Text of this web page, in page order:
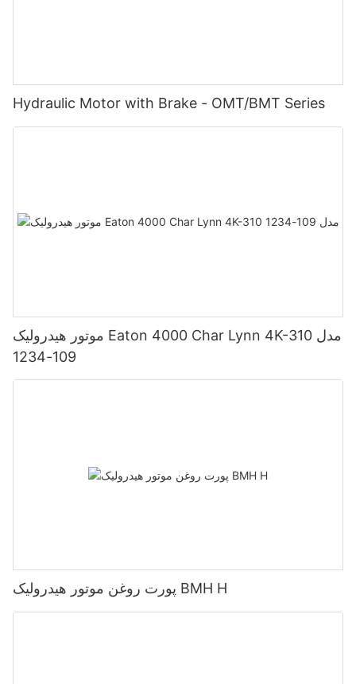
Hydraulic Motor with Brake - OMT/BMT Series
موتور هیدرولیک Eaton 4000 Char Lynn 4K-310 مدل
109-1234
پورت روغن موتور هیدرولیک BMH H